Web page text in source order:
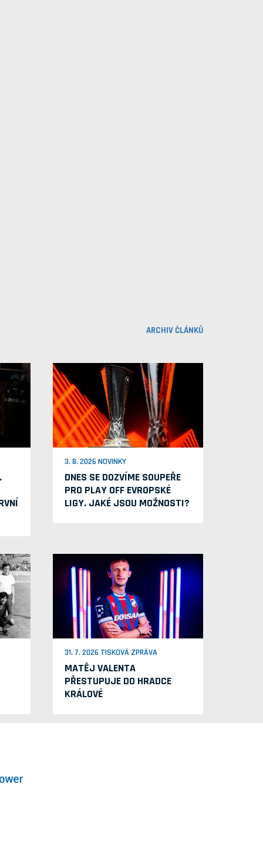
ARCHIV ČLÁNKŮ
3. 8. 2026 NOVINKY
DNES SE DOZVÍME SOUPEŘE
PRO PLAY OFF EVROPSKÉ
LIGY. JAKÉ JSOU MOŽNOSTI?
31. 7. 2026 TISKOVÁ ZPRÁVA
MATĚJ VALENTA
PŘESTUPUJE DO HRADCE
KRÁLOVÉ